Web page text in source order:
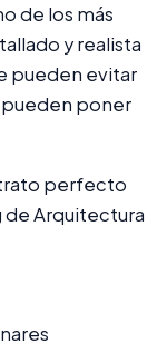
de los más
y realista
pueden evitar
poner
perfecto
Arquitectura